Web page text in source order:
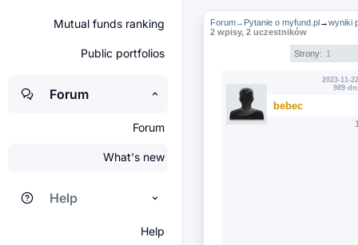
Mutual funds ranking
Public portfolios
Forum
Forum
What's new
Help
Help
Forum→ Pytanie o myfund.pl→wyniki
2 wpisy, 2 uczestników
Strony: 1
2023-11-
989
bebec